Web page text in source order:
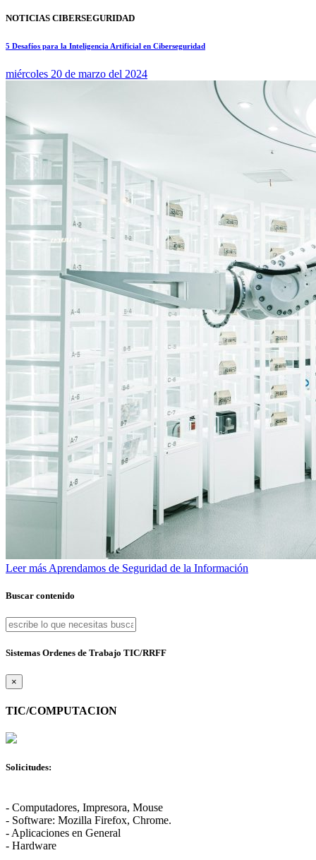
NOTICIAS CIBERSEGURIDAD
5 Desafíos para la Inteligencia Artificial en Ciberseguridad
miércoles 20 de marzo del 2024
Leer más Aprendamos de Seguridad de la Información
Buscar contenido
Sistemas Ordenes de Trabajo TIC/RRFF
×
TIC/COMPUTACION
Solicitudes:
- Computadores, Impresora, Mouse
- Software: Mozilla Firefox, Chrome.
- Aplicaciones en General
- Hardware